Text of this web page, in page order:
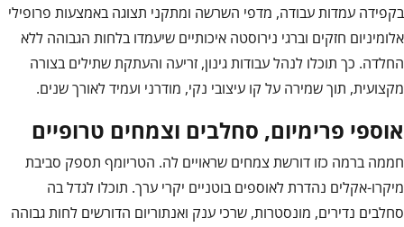
בקפידה עמדות עבודה, מדפי השרשה ומתקני תצוגה באמצעות פרופילי
אלומיניום חזקים וברגי נירוסטה איכותיים שיעמדו בלחות הגבוהה ללא
החלדה. כך תוכלו לנהל עבודות גינון, זריעה והעתקת שתילים בצורה
מקצועית, תוך שמירה על קו עיצובי נקי, מודרני ועמיד לאורך שנים.
אוספי פרימיום, סחלבים וצמחים טרופיים
חממה ברמה כזו דורשת צמחים שראויים לה. הטריומף תספק סביבת
מיקרו-אקלים נהדרת לאוספים בוטניים יקרי ערך. תוכלו לגדל בה
סחלבים נדירים, מונסטרות, שרכי ענק ואנתוריום הדורשים לחות גבוהה